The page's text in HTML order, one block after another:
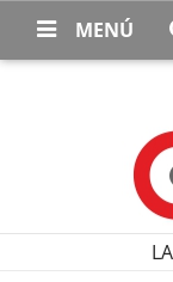
MENÚ